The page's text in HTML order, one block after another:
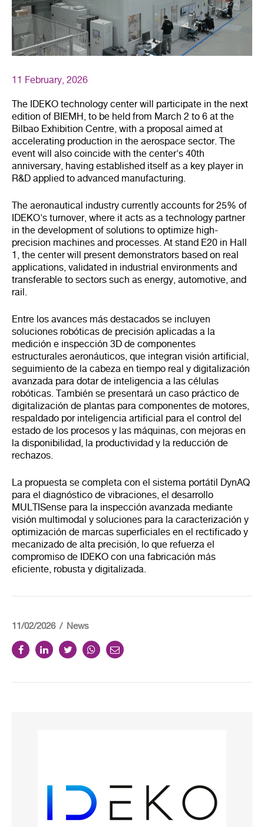
11 February, 2026
The IDEKO technology center will participate in the next
edition of BIEMH, to be held from March 2 to 6 at the
Bilbao Exhibition Centre, with a proposal aimed at
accelerating production in the aerospace sector. The
event will also coincide with the center's 40th
anniversary, having established itself as a key player in
R&D applied to advanced manufacturing.
The aeronautical industry currently accounts for 25% of
IDEKO's turnover, where it acts as a technology partner
in the development of solutions to optimize high-
precision machines and processes. At stand E20 in Hall
1, the center will present demonstrators based on real
applications, validated in industrial environments and
transferable to sectors such as energy, automotive, and
rail.
Entre los avances más destacados se incluyen
soluciones robóticas de precisión aplicadas a la
medición e inspección 3D de componentes
estructurales aeronáuticos, que integran visión artificial,
seguimiento de la cabeza en tiempo real y digitalización
avanzada para dotar de inteligencia a las células
robóticas. También se presentará un caso práctico de
digitalización de plantas para componentes de motores,
respaldado por inteligencia artificial para el control del
estado de los procesos y las máquinas, con mejoras en
la disponibilidad, la productividad y la reducción de
rechazos.
La propuesta se completa con el sistema portátil DynAQ
para el diagnóstico de vibraciones, el desarrollo
MULTISense para la inspección avanzada mediante
visión multimodal y soluciones para la caracterización y
optimización de marcas superficiales en el rectificado y
mecanizado de alta precisión, lo que refuerza el
compromiso de IDEKO con una fabricación más
eficiente, robusta y digitalizada.
11/02/2026 News